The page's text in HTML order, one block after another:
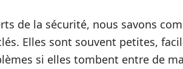
de la sécurité, nous savons
Elles sont souvent petites,
si elles tombent entre de